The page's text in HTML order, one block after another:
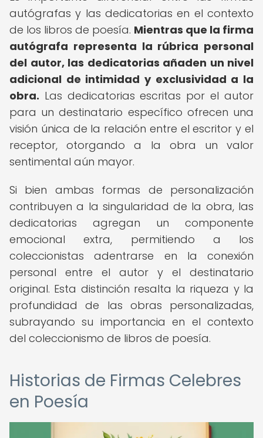
autógrafas y las dedicatorias en el contexto
de los libros de poesía. Mientras que la firma
autógrafa representa la rúbrica personal
del autor, las dedicatorias añaden un nivel
adicional de intimidad y exclusividad a la
obra. Las dedicatorias escritas por el autor
para un destinatario específico ofrecen una
visión única de la relación entre el escritor y el
receptor, otorgando a la obra un valor
sentimental aún mayor.
Si bien ambas formas de personalización
contribuyen a la singularidad de la obra, las
dedicatorias agregan un componente
emocional extra, permitiendo a los
coleccionistas adentrarse en la conexión
personal entre el autor y el destinatario
original. Esta distinción resalta la riqueza y la
profundidad de las obras personalizadas,
subrayando su importancia en el contexto
del coleccionismo de libros de poesía.
Historias de Firmas Celebres
en Poesía